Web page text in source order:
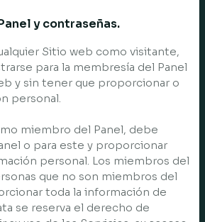
y contraseñas.
Sitio web como visitante,
para la membresía del Panel
y sin tener que proporcionar o
personal.
miembro del Panel, debe
o para este y proporcionar
personal. Los miembros del
que no son miembros del
toda la información de
se reserva el derecho de